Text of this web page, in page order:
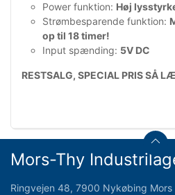
Power funktion: Høj
Strømbesparende funktion:
op til 18 timer!
Input spænding: 5V DC
RESTSALG, SPECIAL PRIS SÅ
Mors-Thy
Ringvejen 48, 7900 Nykøbing Mors